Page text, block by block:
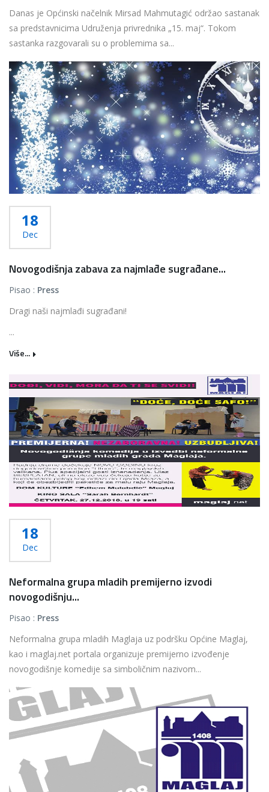
Danas je Općinski načelnik Mirsad Mahmutagić održao sastanak
sa predstavnicima Udruženja privrednika „15. maj“. Tokom
sastanka razgovarali su o problemima sa...
Više...
18
Dec
Novogodišnja zabava za najmlađe sugrađane...
Pisao : Press
Dragi naši najmlađi sugrađani!
...
Više...
18
Dec
Neformalna grupa mladih premijerno izvodi
novogodišnju...
Pisao : Press
Neformalna grupa mladih Maglaja uz podršku Općine Maglaj,
kao i maglaj.net portala organizuje premijerno izvođenje
novogodišnje komedije sa simboličnim nazivom...
Više...